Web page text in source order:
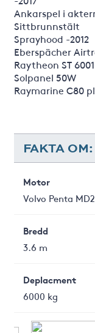
Ankarspel i
Sittbrunnstält
Sprayhood -2012
Eberspächer
Raytheon ST
Solpanel 50W
Raymarine C80
FAKTA
Motor
Volvo Penta
Bredd
3.6 m
Deplacment
6000 kg